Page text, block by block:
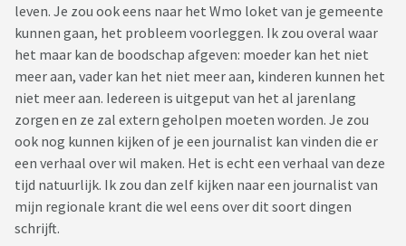
leven. Je zou ook eens naar het Wmo loket van je gemeente
kunnen gaan, het probleem voorleggen. Ik zou overal waar
het maar kan de boodschap afgeven: moeder kan het niet
meer aan, vader kan het niet meer aan, kinderen kunnen het
niet meer aan. Iedereen is uitgeput van het al jarenlang
zorgen en ze zal extern geholpen moeten worden. Je zou
ook nog kunnen kijken of je een journalist kan vinden die er
een verhaal over wil maken. Het is echt een verhaal van deze
tijd natuurlijk. Ik zou dan zelf kijken naar een journalist van
mijn regionale krant die wel eens over dit soort dingen
schrijft.